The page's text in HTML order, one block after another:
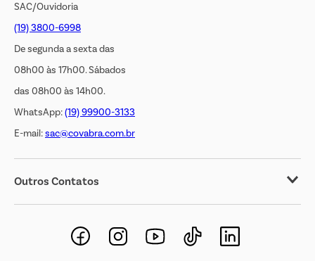
SAC/Ouvidoria
(19) 3800-6998
De segunda a sexta das
08h00 às 17h00. Sábados
das 08h00 às 14h00.
WhatsApp:(19) 99900-3133
E-mail:sac@covabra.com.br
Outros Contatos
Negócios Imobiliários
Novos Fornecedores